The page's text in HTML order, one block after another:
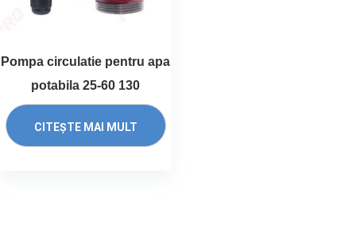
Pompa circulatie pentru apa
potabila 25-60 130
CITEȘTE MAI MULT